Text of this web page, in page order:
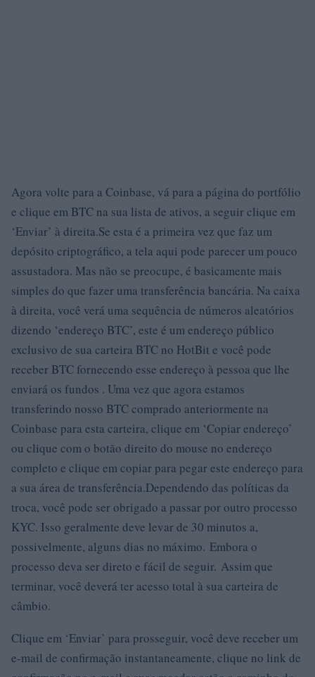
Agora volte para a Coinbase, vá para a página do portfólio
e clique em BTC na sua lista de ativos, a seguir clique em
‘Enviar’ à direita.Se esta é a primeira vez que faz um
depósito criptográfico, a tela aqui pode parecer um pouco
assustadora. Mas não se preocupe, é basicamente mais
simples do que fazer uma transferência bancária. Na caixa
à direita, você verá uma sequência de números aleatórios
dizendo ‘endereço BTC’, este é um endereço público
exclusivo de sua carteira BTC no HotBit e você pode
receber BTC fornecendo esse endereço à pessoa que lhe
enviará os fundos . Uma vez que agora estamos
transferindo nosso BTC comprado anteriormente na
Coinbase para esta carteira, clique em ‘Copiar endereço’
ou clique com o botão direito do mouse no endereço
completo e clique em copiar para pegar este endereço para
a sua área de transferência.Dependendo das políticas da
troca, você pode ser obrigado a passar por outro processo
KYC. Isso geralmente deve levar de 30 minutos a,
possivelmente, alguns dias no máximo. Embora o
processo deva ser direto e fácil de seguir. Assim que
terminar, você deverá ter acesso total à sua carteira de
câmbio.
Clique em ‘Enviar’ para prosseguir, você deve receber um
e-mail de confirmação instantaneamente, clique no link de